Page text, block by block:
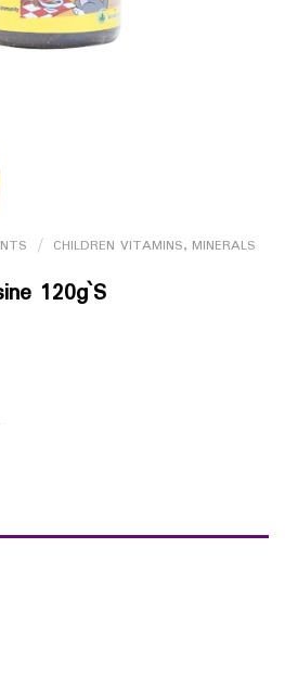
/ CHILDREN VITAMINS, MINERALS
120g`S